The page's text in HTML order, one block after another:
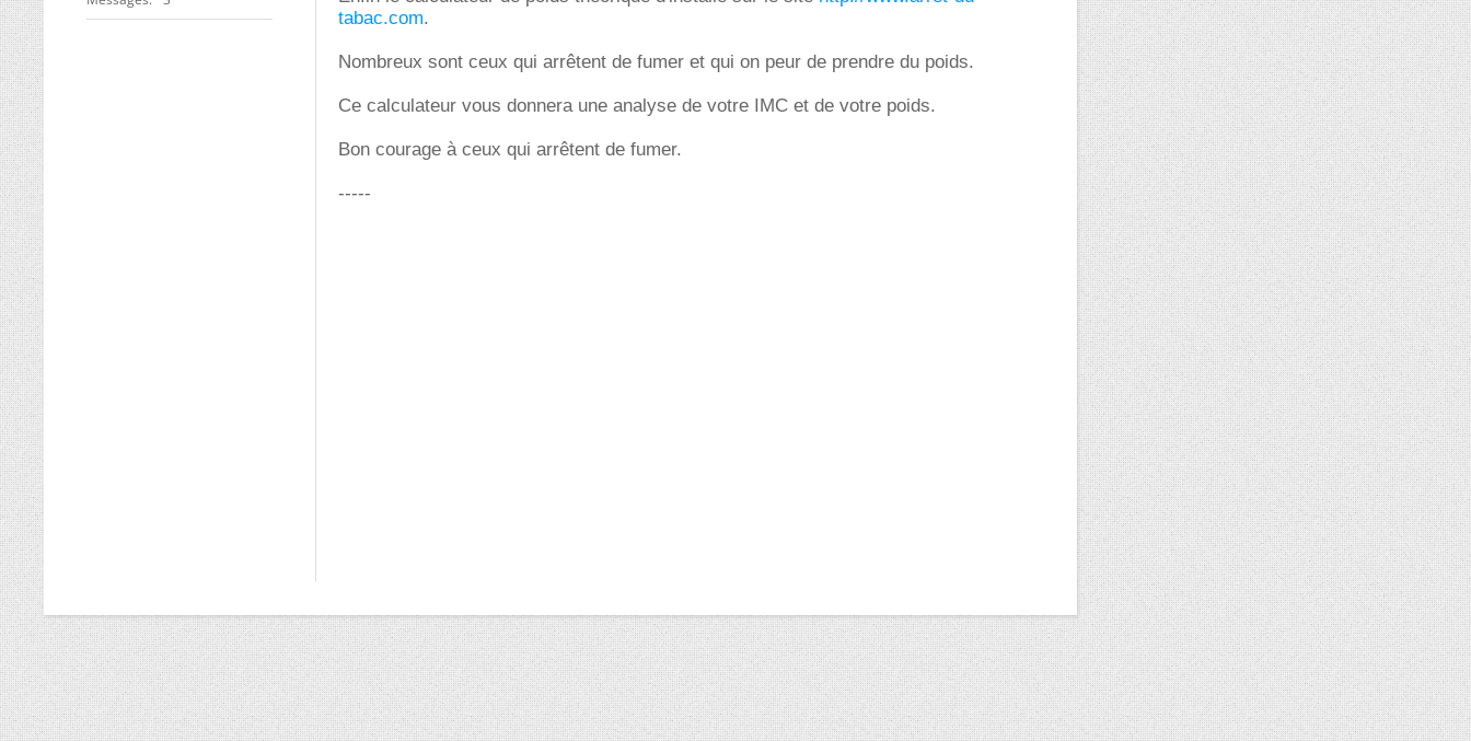
tabac.com.
Nombreux sont ceux qui arrêtent de fumer et qui on peur de prendre du poids.
Ce calculateur vous donnera une analyse de votre IMC et de votre poids.
Bon courage à ceux qui arrêtent de fumer.
-----